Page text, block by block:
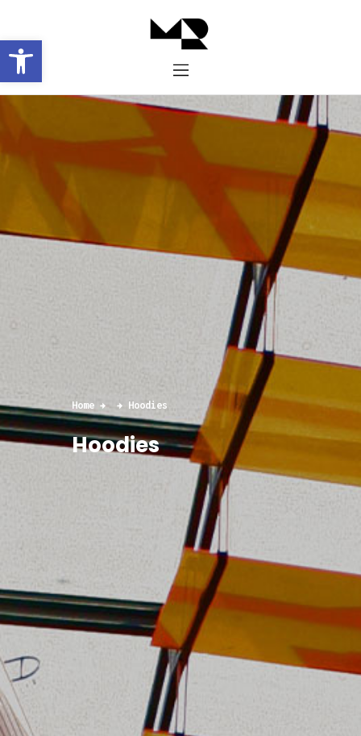
Abrir barra de herramientas
Home Hoodies
Hoodies
Inicio
Historia
Proyectos
Galería
Contacto